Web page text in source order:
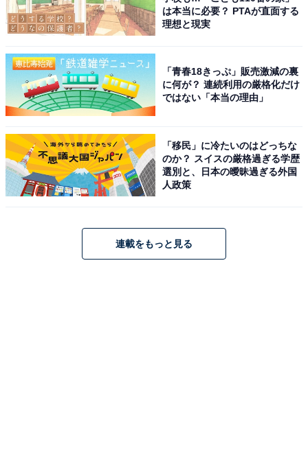
は本当に必要？ PTAが直面する
理想と現実
「青春18きっぷ」販売激減の裏
に何が？ 連続利用の厳格化だけ
ではない「本当の理由」
「移民」に冷たいのはどっちな
のか？ スイスの厳格過ぎる学歴
選別と、日本の曖昧過ぎる外国
人政策
連載をもっと見る